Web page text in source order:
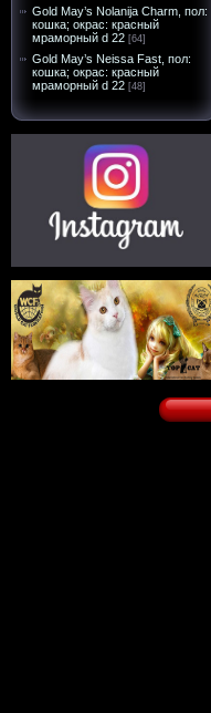
Gold May’s Nolanija Charm, пол:
кошка; окрас: красный
мраморный d 22 [64]
Gold May’s Neissa Fast, пол:
кошка; окрас: красный
мраморный d 22 [48]